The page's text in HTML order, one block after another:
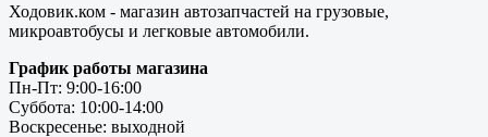
Ходовик.ком - магазин автозапчастей на грузовые,
микроавтобусы и легковые автомобили.
График работы магазина
Пн-Пт: 9:00-16:00
Суббота: 10:00-14:00
Воскресенье: выходной